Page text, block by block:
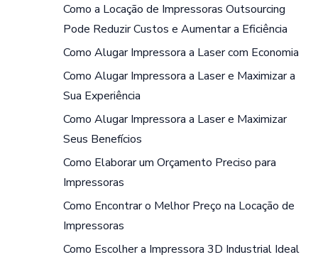
Como a Locação de Impressoras Outsourcing
Pode Reduzir Custos e Aumentar a Eficiência
Como Alugar Impressora a Laser com Economia
Como Alugar Impressora a Laser e Maximizar a
Sua Experiência
Como Alugar Impressora a Laser e Maximizar
Seus Benefícios
Como Elaborar um Orçamento Preciso para
Impressoras
Como Encontrar o Melhor Preço na Locação de
Impressoras
Como Escolher a Impressora 3D Industrial Ideal